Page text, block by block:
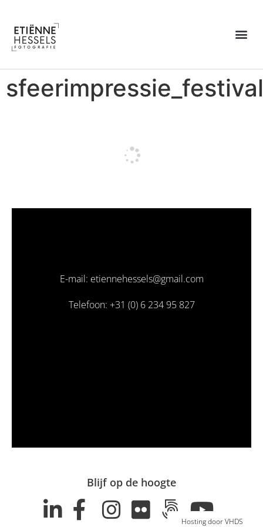
E-mail: etiennehessels@gmail.com
Telefoon: +31 (0) 6 234 95 827
Blijf op de hoogte
Hosting door VHDS